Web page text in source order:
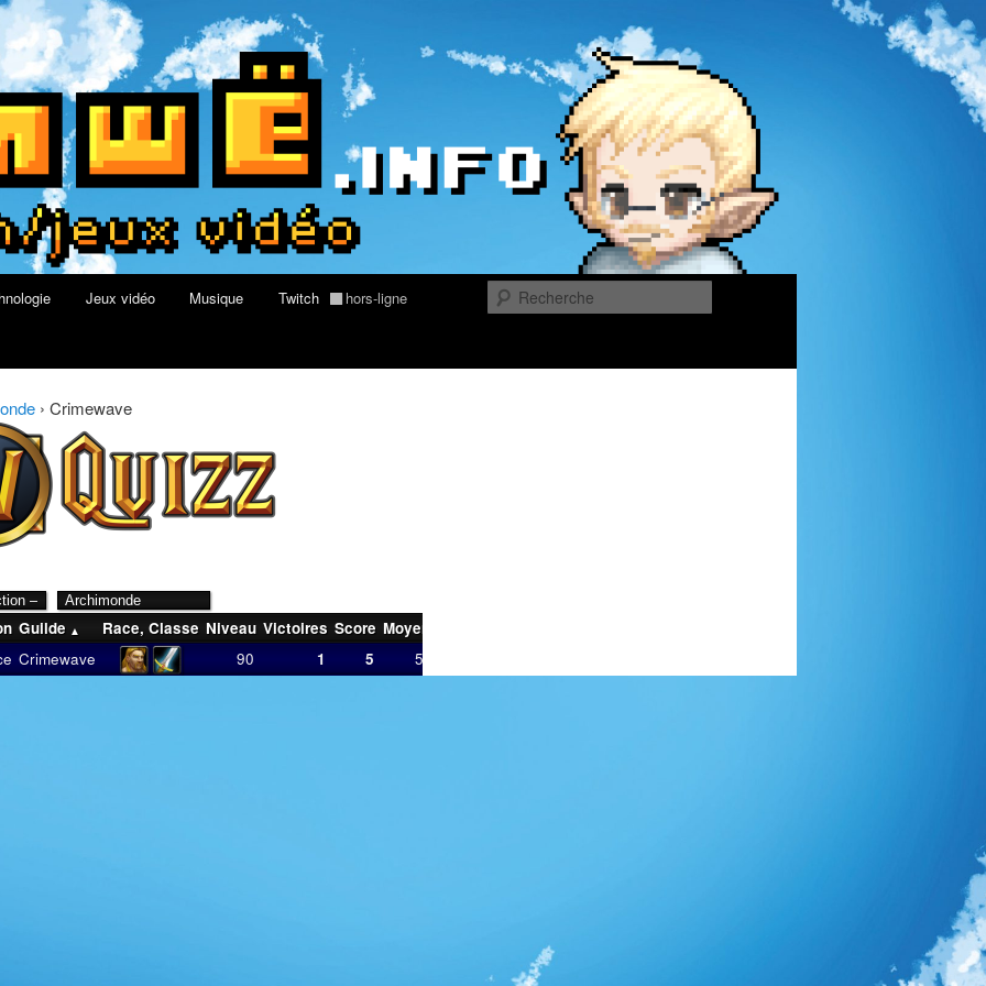
geek, tech et jeux vidéo
au Quizz World of Warcraft
Jeux vidéo Musique Twitch hors-ligne
› Crimewave
Guilde Race, Classe Niveau Victoires Score Moyenne
Crimewave 90 1 5 5,00